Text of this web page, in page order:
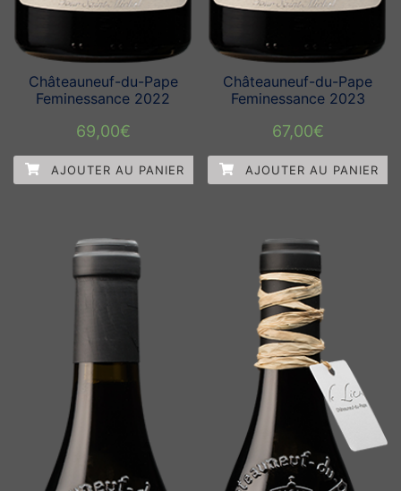
Châteauneuf-du-Pape
Feminessance 2022
69,00€
AJOUTER AU PANIER
Châteauneuf-du-Pape
Feminessance 2023
67,00€
AJOUTER AU PANIER